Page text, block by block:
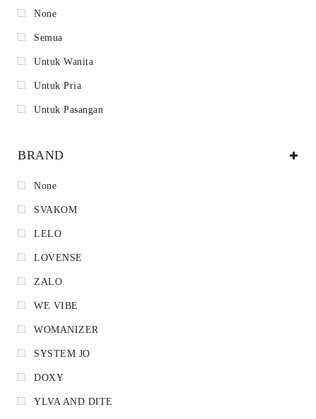
None
Semua
Untuk Wanita
Untuk Pria
Untuk Pasangan
BRAND
None
SVAKOM
LELO
LOVENSE
ZALO
WE VIBE
WOMANIZER
SYSTEM JO
DOXY
YLVA AND DITE